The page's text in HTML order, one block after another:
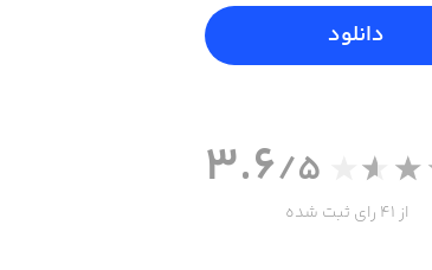
دانلود
3.6/5
از 41 رای ثبت شده